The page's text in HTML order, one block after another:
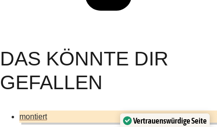
DAS KÖNNTE DIR
GEFALLEN
montiert Vertrauenswürdige Seite